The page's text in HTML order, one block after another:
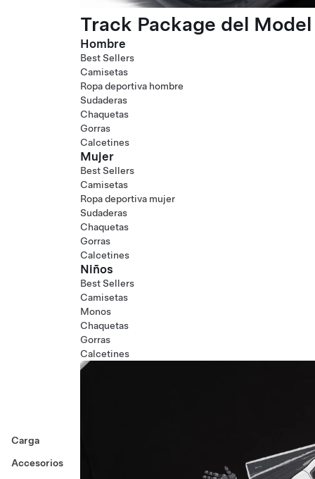
Carga
Accesorios
Track Package del
Hombre
Best Sellers
Camisetas
Ropa deportiva hombre
Sudaderas
Chaquetas
Gorras
Calcetines
Mujer
Best Sellers
Camisetas
Ropa deportiva mujer
Sudaderas
Chaquetas
Gorras
Calcetines
Niños
Best Sellers
Camisetas
Monos
Chaquetas
Gorras
Calcetines